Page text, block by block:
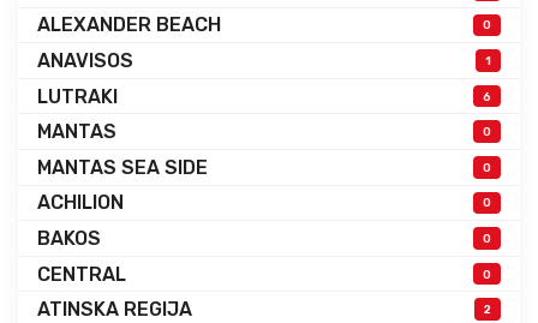
ALEXANDER BEACH
0
ANAVISOS 1
LUTRAKI 6
MANTAS 0
MANTAS SEA SIDE 0
ACHILION 0
BAKOS 0
CENTRAL 0
ATINSKA REGIJA 2